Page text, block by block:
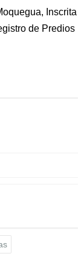
Inscrita
de Predios